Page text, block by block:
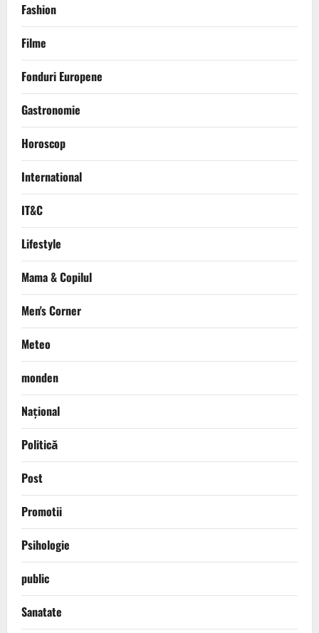
Fashion
Filme
Fonduri Europene
Gastronomie
Horoscop
International
IT&C
Lifestyle
Mama & Copilul
Men's Corner
Meteo
monden
Național
Politică
Post
Promotii
Psihologie
public
Sanatate